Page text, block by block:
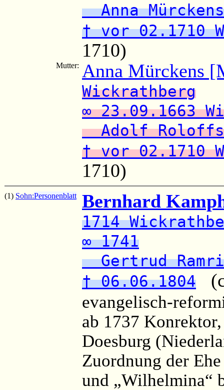
Anna Mürckens
† vor 02.1710
1710)
Mutter: Anna Mürckens
Wickrathberg
∞ 23.09.1663
Adolf Roloffs
† vor 02.1710
1710)
(1) Sohn:Personenblatt Bernhard
1714
∞ 1741
Gertrud
† 06.06.1804
evangelisch-
ab 1737
Doesburg
Zuordnung der
und „Wilhelmina“